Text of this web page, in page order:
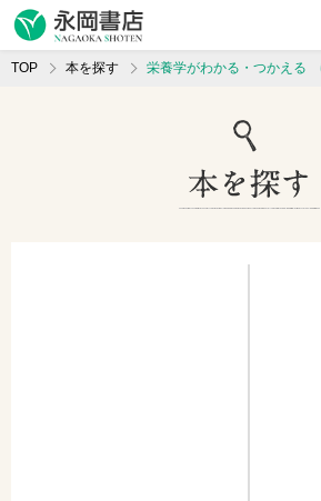
TOP 本を探す 栄養学がわかる・つかえる